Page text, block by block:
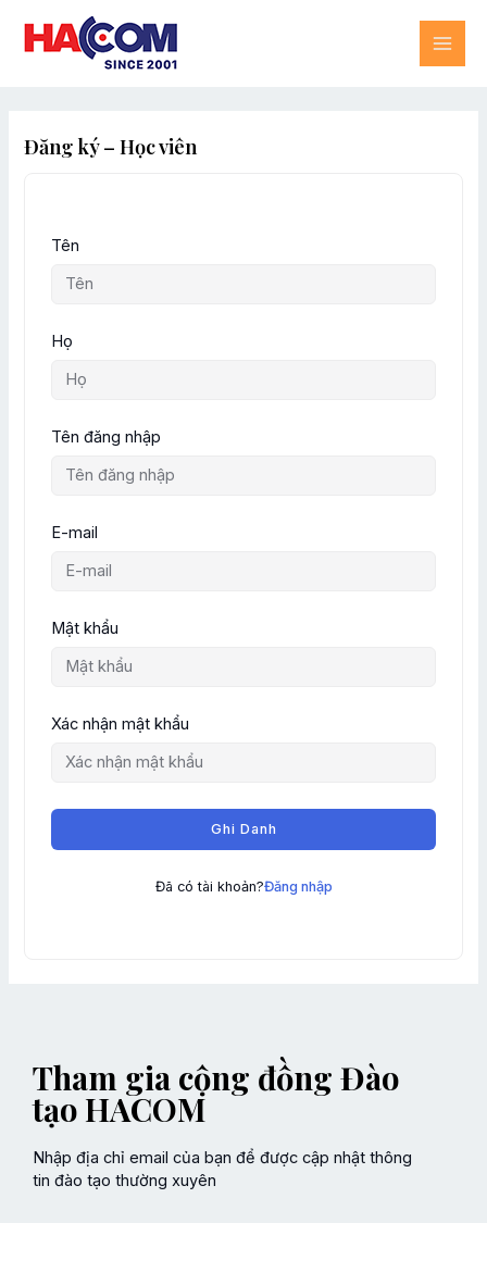
content
Đăng ký – Học viên
Tên
Họ
Tên đăng nhập
E-mail
Mật khẩu
Xác nhận mật khẩu
Ghi Danh
Đã có tài khoản?Đăng nhập
Tham gia cộng đồng Đào
tạo HACOM
Nhập địa chỉ email của bạn để được cập nhật thông
tin đào tạo thường xuyên